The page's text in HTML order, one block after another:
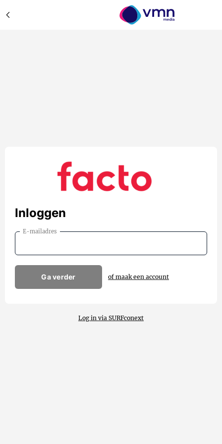
Inloggen
E-mailadres
Ga verder of maak een account
Log in via SURFconext